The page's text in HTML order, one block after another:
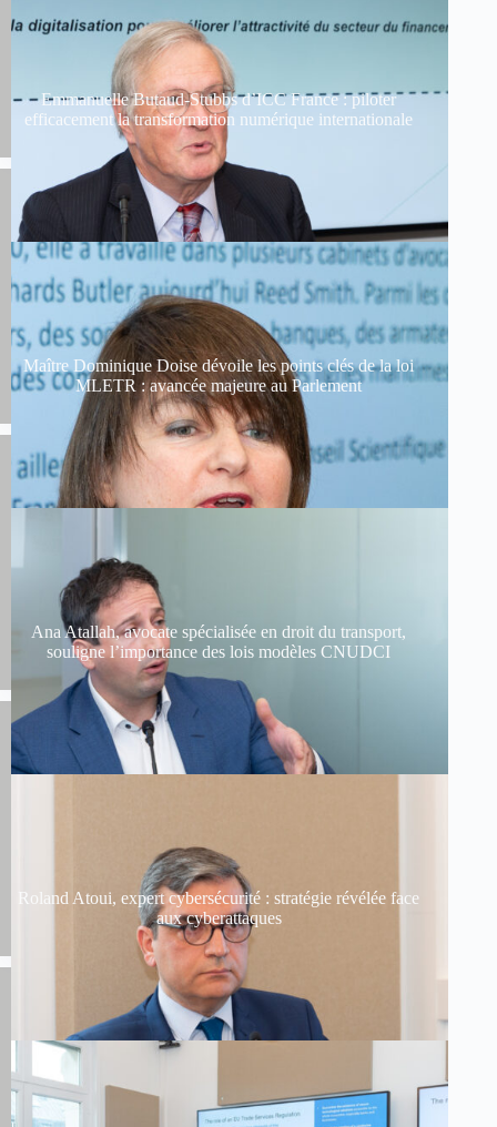
Emmanuelle Butaud-Stubbs d’ICC France : piloter
efficacement la transformation numérique internationale
Maître Dominique Doise dévoile les points clés de la loi
MLETR : avancée majeure au Parlement
Ana Atallah, avocate spécialisée en droit du transport,
souligne l’importance des lois modèles CNUDCI
Roland Atoui, expert cybersécurité : stratégie révélée face
aux cyberattaques